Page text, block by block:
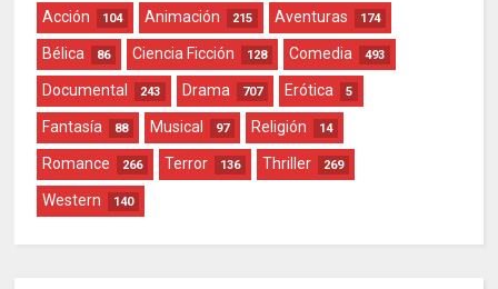
Acción 104 Animación 215 Aventuras 174
Bélica 86 Ciencia Ficción 128 Comedia 493
Documental 243 Drama 707 Erótica 5
Fantasía 88 Musical 97 Religión 14
Romance 266 Terror 136 Thriller 269
Western 140